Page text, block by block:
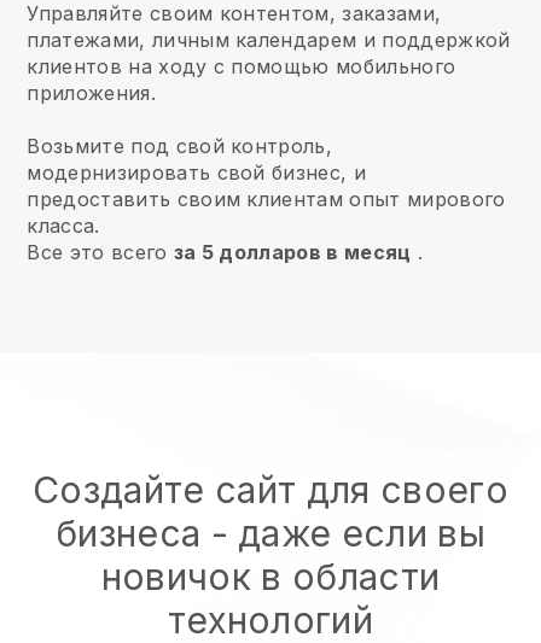
Управляйте своим контентом, заказами,
платежами, личным календарем и поддержкой
клиентов на ходу с помощью мобильного
приложения.
Возьмите под свой контроль,
модернизировать свой бизнес, и
предоставить своим клиентам опыт мирового
класса.
Все это всего за 5 долларов в месяц .
Создайте сайт для своего
бизнеса - даже если вы
новичок в области
технологий